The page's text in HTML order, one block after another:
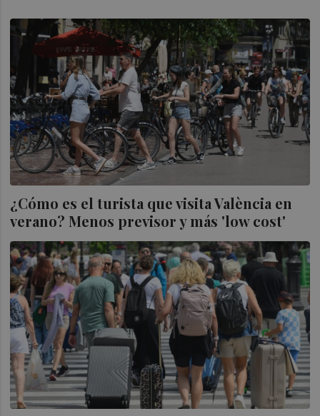
¿Cómo es el turista que visita València en
verano? Menos previsor y más 'low cost'